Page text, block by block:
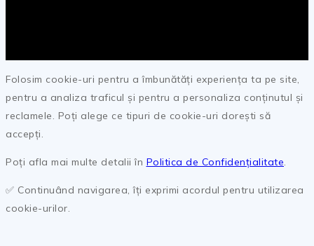
Folosim cookie-uri pentru a îmbunătăți experiența ta pe site,
pentru a analiza traficul și pentru a personaliza conținutul și
reclamele. Poți alege ce tipuri de cookie-uri dorești să
accepți.
Poți afla mai multe detalii în Politica de Confidențialitate.
✅ Continuând navigarea, îți exprimi acordul pentru utilizarea
cookie-urilor.